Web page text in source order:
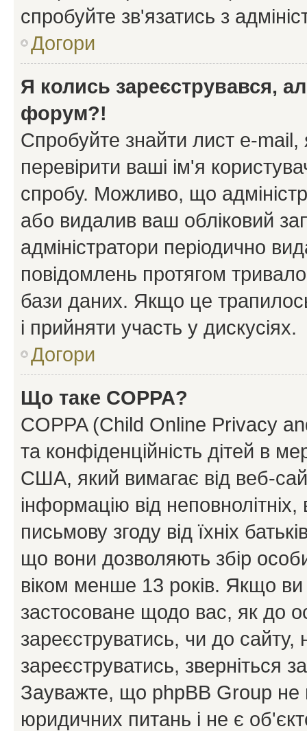
спробуйте зв'язатись з
Догори
Я колись зареєструвався,
форум?!
Спробуйте знайти лист e-mail,
перевірити ваші ім'я
спробу. Можливо, що
або видалив ваш обліковий
адміністратори періодично
повідомлень протягом
бази даних. Якщо це
і прийняти участь у дискусіях.
Догори
Що таке COPPA?
COPPA (Child Online Privacy
та конфіденційність дітей в
США, який вимагає від веб-
інформацію від
письмову згоду від їхніх
що вони дозволяють збір
віком менше 13 років. Якщо
застосоване щодо вас, як до
зареєструватись, чи до
зареєструватись, зверніться
Зауважте, що phpBB Group не
юридичних питань і не є